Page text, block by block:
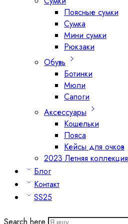
Поясные сумки
Сумка
Мини сумки
Рюкзаки
Обувь
Ботинки
Мюли
Сапоги
Аксессуары
Кошельки
Пояса
Кейсы для очков
2023 Летняя коллекция
Блог
Контакт
SS25